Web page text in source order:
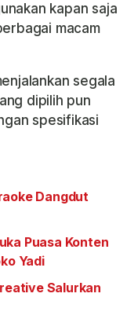
kapan saja
macam
segala
dipilih pun
spesifikasi
Dangdut
Puasa Konten
Yadi
Salurkan